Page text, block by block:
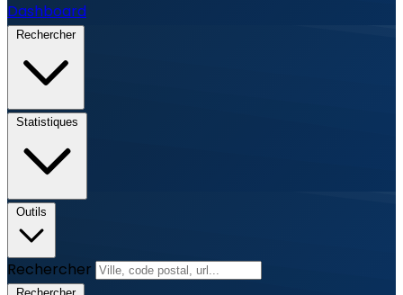
Dashboard
Rechercher
Statistiques
Outils
Rechercher